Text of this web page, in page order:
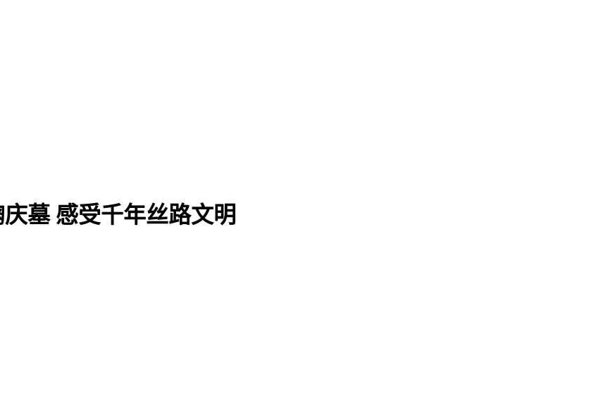
墓 感受千年丝路文明